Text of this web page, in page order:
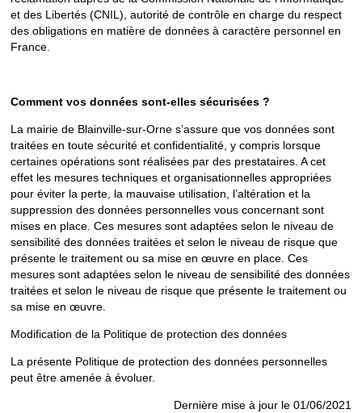
et des Libertés (CNIL), autorité de contrôle en charge du respect
des obligations en matière de données à caractère personnel en
France.
Comment vos données sont-elles sécurisées ?
La mairie de Blainville-sur-Orne s’assure que vos données sont
traitées en toute sécurité et confidentialité, y compris lorsque
certaines opérations sont réalisées par des prestataires. A cet
effet les mesures techniques et organisationnelles appropriées
pour éviter la perte, la mauvaise utilisation, l’altération et la
suppression des données personnelles vous concernant sont
mises en place. Ces mesures sont adaptées selon le niveau de
sensibilité des données traitées et selon le niveau de risque que
présente le traitement ou sa mise en œuvre en place. Ces
mesures sont adaptées selon le niveau de sensibilité des données
traitées et selon le niveau de risque que présente le traitement ou
sa mise en œuvre.
Modification de la Politique de protection des données
La présente Politique de protection des données personnelles
peut être amenée à évoluer.
Dernière mise à jour le 01/06/2021